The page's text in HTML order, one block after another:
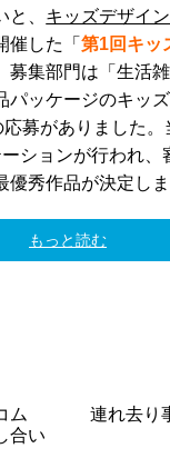
、 キッズデザイ
催した「第1回キッ
募集部門は「生活
パッケージのキッ
募がありました。
ションが行われ、
秀作品が決定しま
もっと読む
ム
合い
連れ去り